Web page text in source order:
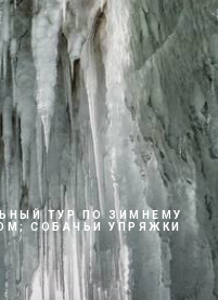
ТУР ПО ЗИМНЕМУ
СОБАЧЬИ УПРЯЖКИ